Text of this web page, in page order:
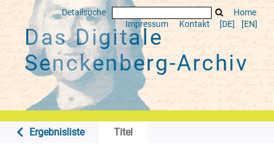
Detailsuche
Home
Impressum
Kontakt [DE] [EN]
Das Digitale
Senckenberg-Archiv
Ergebnisliste Titel